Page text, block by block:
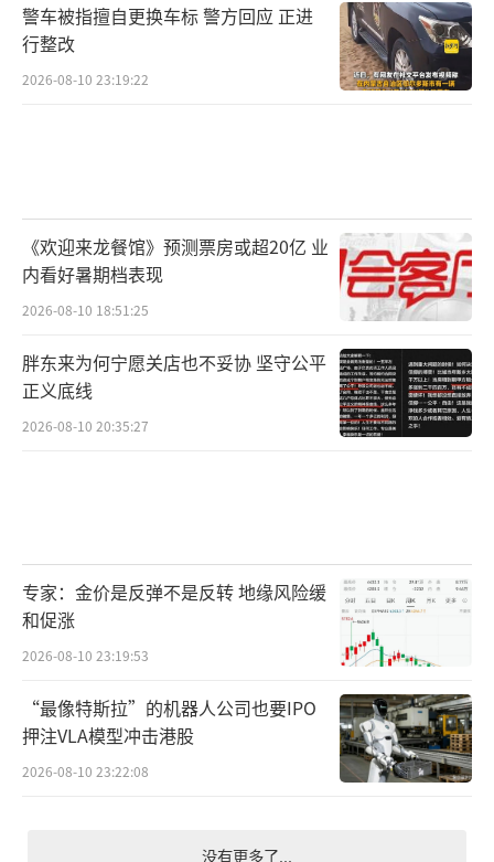
警车被指擅自更换车标 警方回应 正进
行整改
2026-08-10 23:19:22
《欢迎来龙餐馆》预测票房或超20亿 业
内看好暑期档表现
2026-08-10 18:51:25
胖东来为何宁愿关店也不妥协 坚守公平
正义底线
2026-08-10 20:35:27
专家：金价是反弹不是反转 地缘风险缓
和促涨
2026-08-10 23:19:53
“最像特斯拉”的机器人公司也要IPO
押注VLA模型冲击港股
2026-08-10 23:22:08
没有更多了...